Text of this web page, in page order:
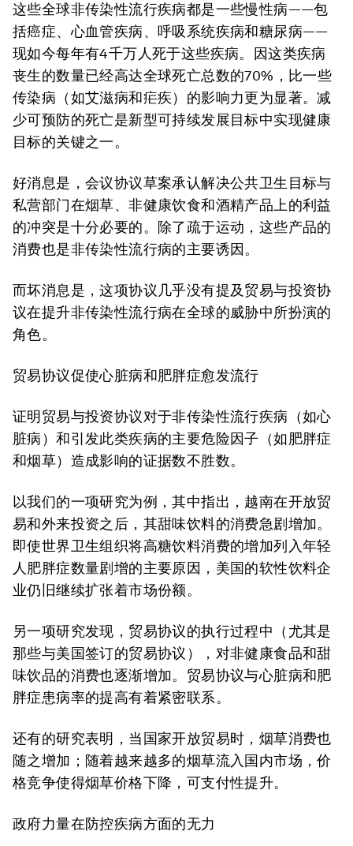
这些全球非传染性流行疾病都是一些慢性病——包
括癌症、心血管疾病、呼吸系统疾病和糖尿病——
现如今每年有4千万人死于这些疾病。因这类疾病
丧生的数量已经高达全球死亡总数的70%，比一些
传染病（如艾滋病和疟疾）的影响力更为显著。减
少可预防的死亡是新型可持续发展目标中实现健康
目标的关键之一。
好消息是，会议协议草案承认解决公共卫生目标与
私营部门在烟草、非健康饮食和酒精产品上的利益
的冲突是十分必要的。除了疏于运动，这些产品的
消费也是非传染性流行病的主要诱因。
而坏消息是，这项协议几乎没有提及贸易与投资协
议在提升非传染性流行病在全球的威胁中所扮演的
角色。
贸易协议促使心脏病和肥胖症愈发流行
证明贸易与投资协议对于非传染性流行疾病（如心
脏病）和引发此类疾病的主要危险因子（如肥胖症
和烟草）造成影响的证据数不胜数。
以我们的一项研究为例，其中指出，越南在开放贸
易和外来投资之后，其甜味饮料的消费急剧增加。
即使世界卫生组织将高糖饮料消费的增加列入年轻
人肥胖症数量剧增的主要原因，美国的软性饮料企
业仍旧继续扩张着市场份额。
另一项研究发现，贸易协议的执行过程中（尤其是
那些与美国签订的贸易协议），对非健康食品和甜
味饮品的消费也逐渐增加。贸易协议与心脏病和肥
胖症患病率的提高有着紧密联系。
还有的研究表明，当国家开放贸易时，烟草消费也
随之增加；随着越来越多的烟草流入国内市场，价
格竞争使得烟草价格下降，可支付性提升。
政府力量在防控疾病方面的无力